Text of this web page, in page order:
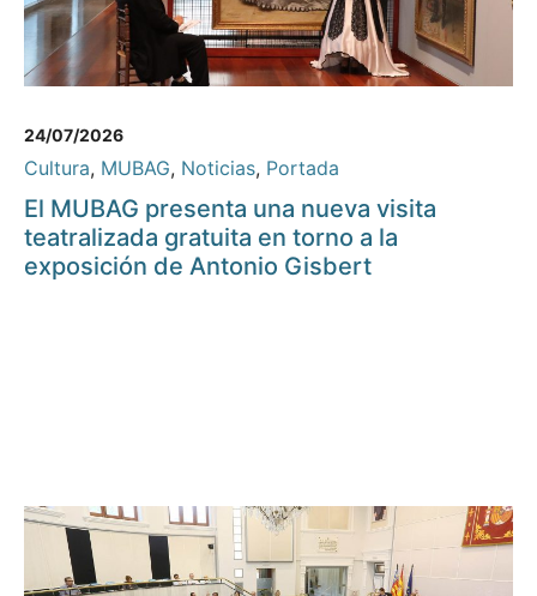
24/07/2026
Cultura, MUBAG, Noticias, Portada
El MUBAG presenta una nueva visita
teatralizada gratuita en torno a la
exposición de Antonio Gisbert